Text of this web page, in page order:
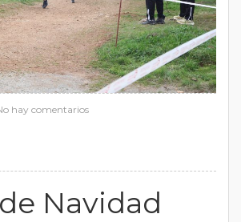
hay comentarios
Navidad